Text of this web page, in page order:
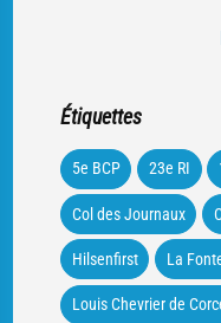
Étiquettes
5e BCP 23e RI
Col des Journaux
Hilsenfirst La
Louis Chevrier de